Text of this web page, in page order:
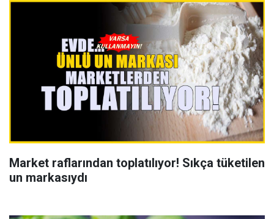
Market raflarından toplatılıyor! Sıkça tüketilen
un markasıydı